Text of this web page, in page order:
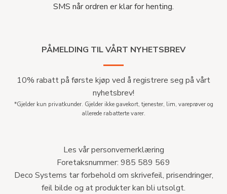
SMS når ordren er klar for henting.
PÅMELDING TIL VÅRT NYHETSBREV
10% rabatt på første kjøp ved å registrere seg på vårt
nyhetsbrev!
*Gjelder kun privatkunder. Gjelder ikke gavekort, tjenester, lim, vareprøver og
allerede rabatterte varer.
Les vår personvernerklæring
Foretaksnummer: 985 589 569
Deco Systems tar forbehold om skrivefeil, prisendringer,
feil bilde og at produkter kan bli utsolgt.